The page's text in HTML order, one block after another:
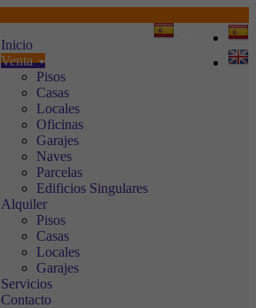
Inicio
Venta
Pisos
Casas
Locales
Oficinas
Garajes
Naves
Parcelas
Edificios Singulares
Alquiler
Pisos
Casas
Locales
Garajes
Servicios
Contacto